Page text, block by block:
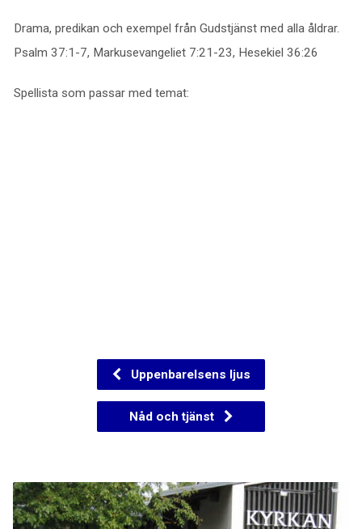
Drama, predikan och exempel från Gudstjänst med alla åldrar.
Psalm 37:1-7, Markusevangeliet 7:21-23, Hesekiel 36:26
Spellista som passar med temat:
Uppenbarelsens ljus
Nåd och tjänst